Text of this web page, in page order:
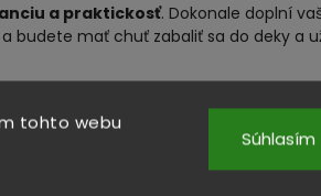
tohto webu
Súhlasím
a praktickosť. Dokonale doplní
budete mať chuť zabaliť sa do deky a